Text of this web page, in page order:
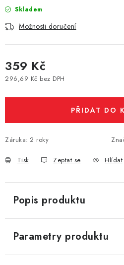
Skladem
Možnosti doručení
359 Kč
296,69 Kč bez DPH
PŘIDAT DO
Záruka: 2 roky
Tisk Zeptat se Hlídat
Popis produktu
Parametry produktu